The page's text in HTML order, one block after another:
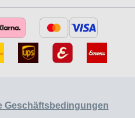
Geschäftsbedingungen